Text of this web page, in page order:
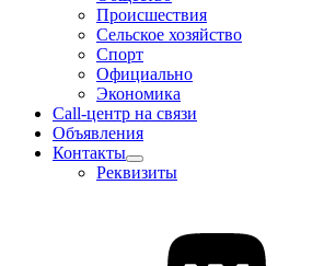
Происшествия
Сельское хозяйство
Спорт
Официально
Экономика
Call-центр на связи
Объявления
Контакты
Реквизиты